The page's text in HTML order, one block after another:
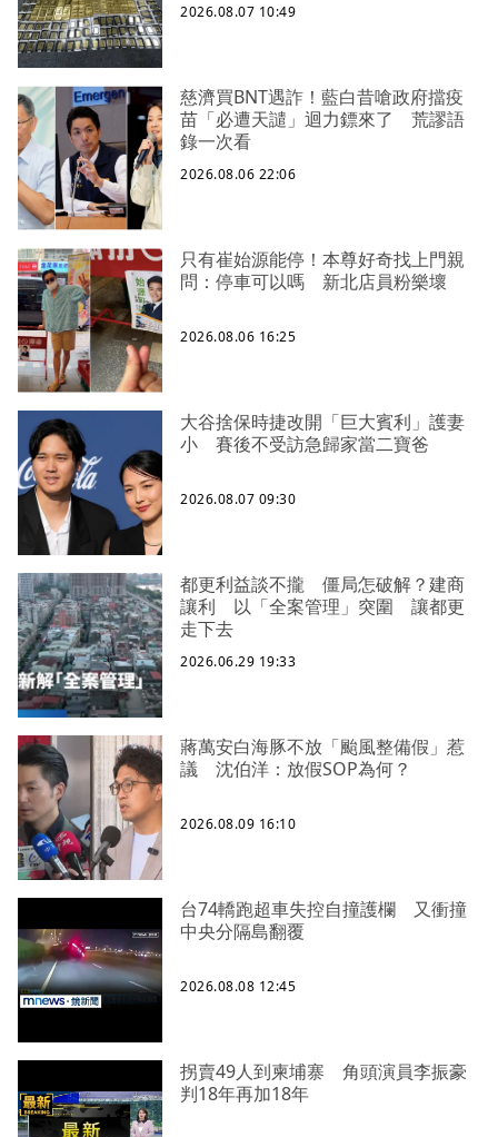
2026.08.07 10:49
慈濟買BNT遇詐！藍白昔嗆政府擋疫
苗「必遭天譴」迴力鏢來了 荒謬語
錄一次看
2026.08.06 22:06
只有崔始源能停！本尊好奇找上門親
問：停車可以嗎 新北店員粉樂壞
2026.08.06 16:25
大谷捨保時捷改開「巨大賓利」護妻
小 賽後不受訪急歸家當二寶爸
2026.08.07 09:30
都更利益談不攏 僵局怎破解？建商
讓利 以「全案管理」突圍 讓都更
走下去
2026.06.29 19:33
蔣萬安白海豚不放「颱風整備假」惹
議 沈伯洋：放假SOP為何？
2026.08.09 16:10
台74轎跑超車失控自撞護欄 又衝撞
中央分隔島翻覆
2026.08.08 12:45
拐賣49人到柬埔寨 角頭演員李振豪
判18年再加18年